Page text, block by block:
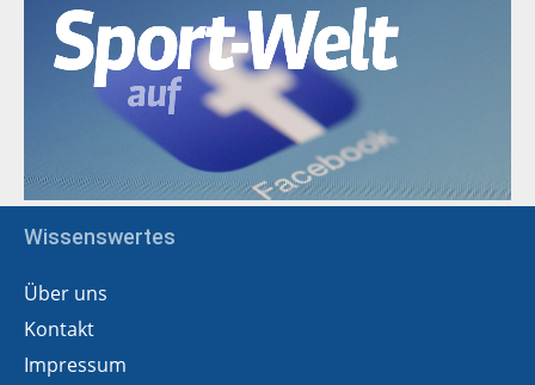
Wissenswertes
Über uns
Kontakt
Impressum